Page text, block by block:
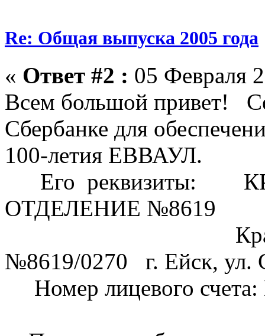
Re: Общая выпуска 2005 года
« Ответ #2 : 05 Февраля
Всем большой привет!
Сбербанке для
100-летия ЕВВАУЛ.
Его реквизиты:
ОТДЕЛЕНИЕ №8619
№8619/0270 г. Ейск, ул.
Номер лицевого